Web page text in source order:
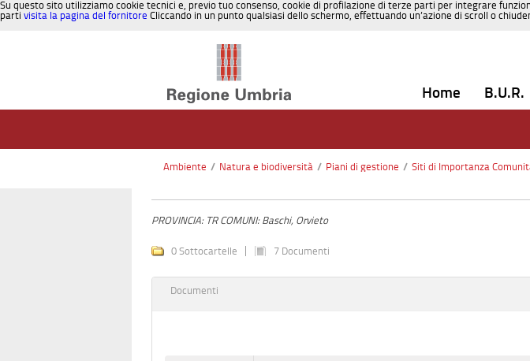
Su questo sito utilizziamo cookie tecnici e, previo tuo consenso, cookie di profilazione di terze parti per integrare
parti visita la pagina del fornitore Cliccando in un punto qualsiasi dello schermo, effettuando un’azione di scroll o
Home B.U.R.
Ambiente / Natura e biodiversità / Piani di gestione / Siti di Importanza
PROVINCIA: TR COMUNI: Baschi, Orvieto
0 Sottocartelle 7 Documenti
Documenti